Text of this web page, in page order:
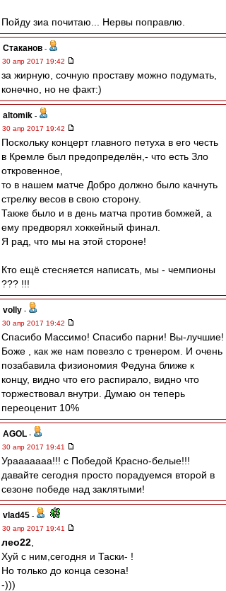
Пойду зиа почитаю... Нервы поправлю.
Cтаканов -
30 апр 2017 19:42
за жирную, сочную проставу можно подумать,
конечно, но не факт:)
altomik -
30 апр 2017 19:42
Поскольку концерт главного петуха в его честь
в Кремле был предопределён,- что есть Зло
откровенное,
то в нашем матче Добро должно было качнуть
стрелку весов в свою сторону.
Также было и в день матча против бомжей, а
ему предворял хоккейный финал.
Я рад, что мы на этой стороне!
Кто ещё стесняется написать, мы - чемпионы
??? !!!
volly -
30 апр 2017 19:42
Спасибо Массимо! Спасибо парни! Вы-лучшие!
Боже , как же нам повезло с тренером. И очень
позабавила физиономия Федуна ближе к
концу, видно что его распирало, видно что
торжествовал внутри. Думаю он теперь
переоценит 10%
AGOL -
30 апр 2017 19:41
Урааааааа!!! с Победой Красно-белые!!!
давайте сегодня просто порадуемся второй в
сезоне победе над заклятыми!
vlad45 -
30 апр 2017 19:41
лео22
Хуй с ним,сегодня и Таски- !
Но только до конца сезона!
-)))